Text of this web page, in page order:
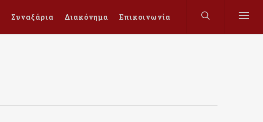
Συναξάρια Διακόνημα Επικοινωνία